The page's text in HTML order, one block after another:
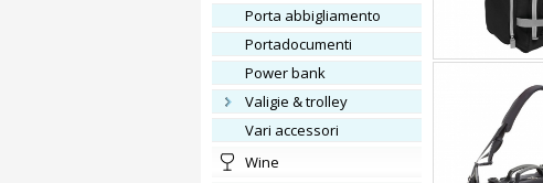
porta abbigliamento
portadocumenti
power bank
valigie & trolley
vari accessori
wine